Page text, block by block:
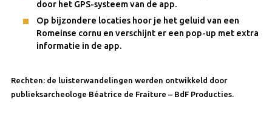
door het GPS-systeem van de app.
Op bijzondere locaties hoor je het geluid van een
Romeinse cornu en verschijnt er een pop-up met extra
informatie in de app.
Rechten: de luisterwandelingen werden ontwikkeld door
publieksarcheologe Béatrice de Fraiture – BdF Producties.